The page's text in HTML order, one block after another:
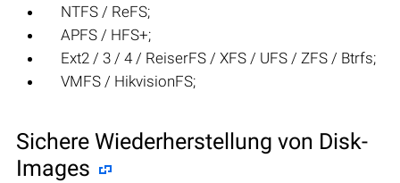
NTFS / ReFS;
APFS / HFS+;
Ext2 / 3 / 4 / ReiserFS / XFS / UFS / ZFS / Btrfs;
VMFS / HikvisionFS;
Sichere Wiederherstellung von Disk-
Images